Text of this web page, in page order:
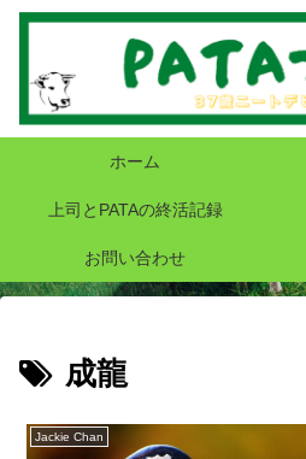
ホーム
上司とPATAの終活記録
お問い合わせ
成龍
Jackie Chan